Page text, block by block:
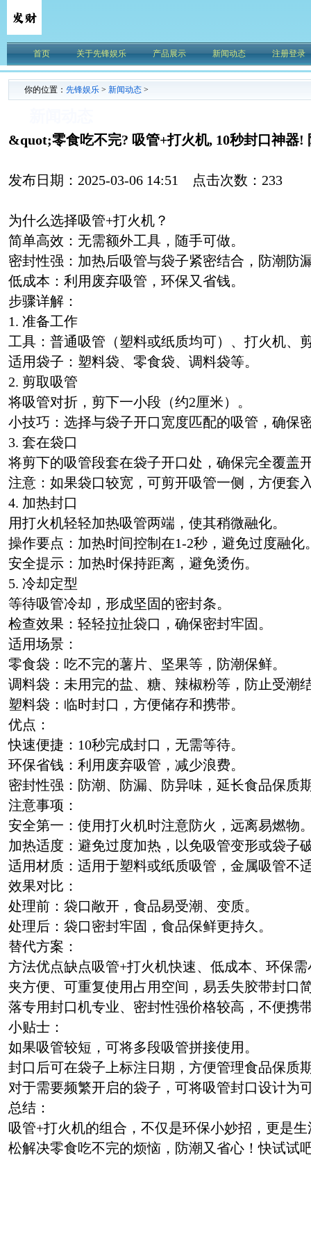
首页 关于先锋娱乐 产品展示 新闻动态 注册登录
你的位置： 先锋娱乐 > 新闻动态 >
&quot;零食吃不完? 吸管+打火机, 10秒封口神器
发布日期：2025-03-06 14:51 点击次数：233
为什么选择吸管+打火机？
简单高效：无需额外工具，随手可做。
密封性强：加热后吸管与袋子紧密结合，防潮防
低成本：利用废弃吸管，环保又省钱。
步骤详解：
1. 准备工作
工具：普通吸管（塑料或纸质均可）、打火机、
适用袋子：塑料袋、零食袋、调料袋等。
2. 剪取吸管
将吸管对折，剪下一小段（约2厘米）。
小技巧：选择与袋子开口宽度匹配的吸管，确保
3. 套在袋口
将剪下的吸管段套在袋子开口处，确保完全覆盖
注意：如果袋口较宽，可剪开吸管一侧，方便套
4. 加热封口
用打火机轻轻加热吸管两端，使其稍微融化。
操作要点：加热时间控制在1-2秒，避免过度融化
安全提示：加热时保持距离，避免烫伤。
5. 冷却定型
等待吸管冷却，形成坚固的密封条。
检查效果：轻轻拉扯袋口，确保密封牢固。
适用场景：
零食袋：吃不完的薯片、坚果等，防潮保鲜。
调料袋：未用完的盐、糖、辣椒粉等，防止受潮
塑料袋：临时封口，方便储存和携带。
优点：
快速便捷：10秒完成封口，无需等待。
环保省钱：利用废弃吸管，减少浪费。
密封性强：防潮、防漏、防异味，延长食品保质
注意事项：
安全第一：使用打火机时注意防火，远离易燃物
加热适度：避免过度加热，以免吸管变形或袋子
适用材质：适用于塑料或纸质吸管，金属吸管不
效果对比：
处理前：袋口敞开，食品易受潮、变质。
处理后：袋口密封牢固，食品保鲜更持久。
替代方案：
方法优点缺点吸管+打火机快速、低成本、环保
夹方便、可重复使用占用空间，易丢失胶带封口
落专用封口机专业、密封性强价格较高，不便携
小贴士：
如果吸管较短，可将多段吸管拼接使用。
封口后可在袋子上标注日期，方便管理食品保质
对于需要频繁开启的袋子，可将吸管封口设计为
总结：
吸管+打火机的组合，不仅是环保小妙招，更是
松解决零食吃不完的烦恼，防潮又省心！快试试